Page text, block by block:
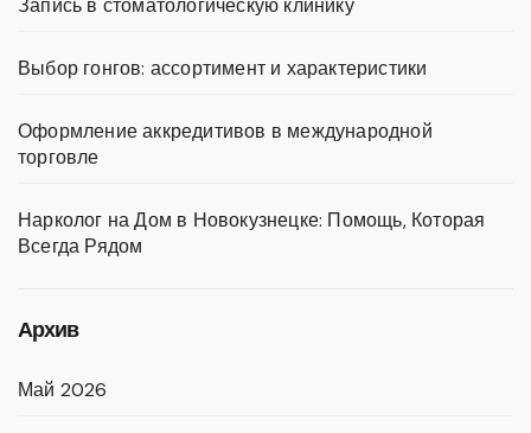
Запись в стоматологическую клинику
Выбор гонгов: ассортимент и характеристики
Оформление аккредитивов в международной
торговле
Нарколог на Дом в Новокузнецке: Помощь, Которая
Всегда Рядом
Архив
Май 2026